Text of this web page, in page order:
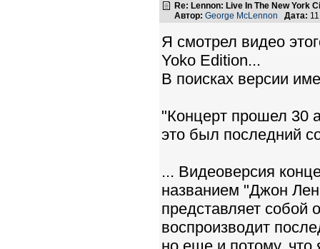
Re: Lennon: Live In The New York
Автор: George McLennon Дата:
Я смотрел видео
Yoko Edition...
В поисках версии
"Концерт прошел 30
это был последний
... Видеоверсия
названием "Джон
представляет собой
воспроизводит